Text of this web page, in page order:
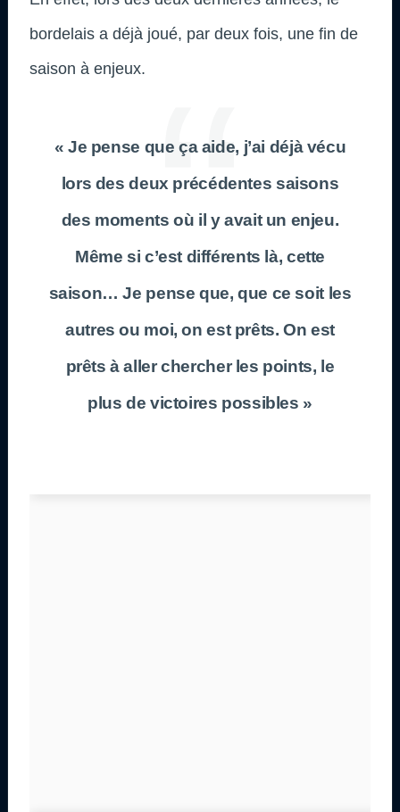
bordelais a déjà joué, par deux fois, une fin de
saison à enjeux.
« Je pense que ça aide, j’ai déjà vécu
lors des deux précédentes saisons
des moments où il y avait un enjeu.
Même si c’est différents là, cette
saison… Je pense que, que ce soit les
autres ou moi, on est prêts. On est
prêts à aller chercher les points, le
plus de victoires possibles »